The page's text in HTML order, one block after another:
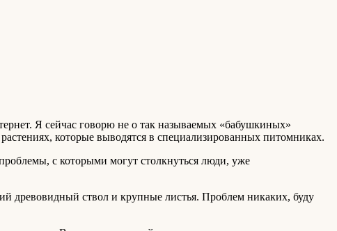
Я сейчас говорю не о так называемых «бабушкиных»
которые выводятся в специализированных питомниках.
с которыми могут столкнуться люди, уже
древовидный ствол и крупные листья. Проблем никаких, буду